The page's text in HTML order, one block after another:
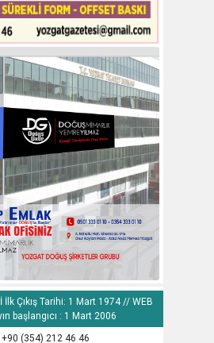
İlk Çıkış Tarihi: 1 Mart 1974 // WEB
başlangıcı : 1 Mart 2006
+90 (354) 212 46 46